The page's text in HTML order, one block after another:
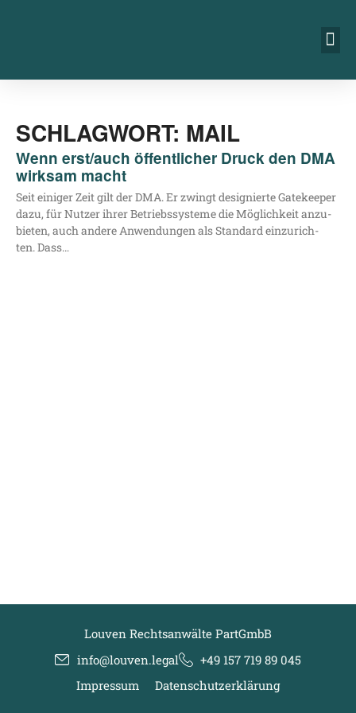
SCHLAGWORT: MAIL
Wenn erst/​auch öffentlicher Druck den DMA
wirksam macht
Seit eini­ger Zeit gilt der DMA. Er zwingt desi­gnier­te Gate­kee­per
dazu, für Nut­zer ihrer Betriebs­sys­te­me die Mög­lich­keit anzu­
bie­ten, auch ande­re Anwen­dun­gen als Stan­dard ein­zu­rich­
ten. Dass…
Louven Rechtsanwälte PartGmbB
info@louven.legal
+49 157 719 89 045
Impressum
Datenschutzerklärung